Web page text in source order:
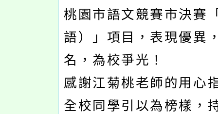
桃園市語文競賽市決賽
語）」項目，表現優異
名，為校爭光！
感謝江菊桃老師的用心
全校同學引以為榜樣，